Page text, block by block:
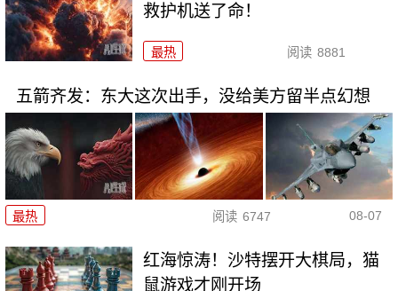
救护机送了命！
最热 阅读 8881
五箭齐发：东大这次出手，没给美方留半点幻想
最热 阅读 6747 08-07
红海惊涛！沙特摆开大棋局，猫
鼠游戏才刚开场